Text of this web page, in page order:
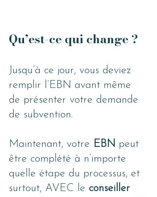
Qu’est-ce qui change ?
Jusqu’à ce jour, vous deviez
remplir l’EBN avant même
de présenter votre demande
de subvention.
Maintenant, votre EBN peut
être complété à n’importe
quelle étape du processus, et
surtout, AVEC le conseiller